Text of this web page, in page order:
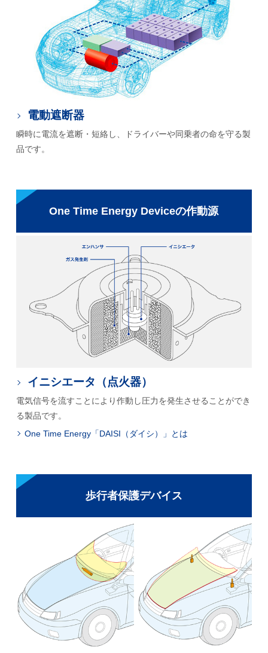
電動遮断器
瞬時に電流を遮断・短絡し、ドライバーや同乗者の命を守る製
品です。
One Time Energy Deviceの作動源
イニシエータ（点火器）
電気信号を流すことにより作動し圧力を発生させることができ
る製品です。
One Time Energy「DAISI（ダイシ）」とは
歩行者保護デバイス